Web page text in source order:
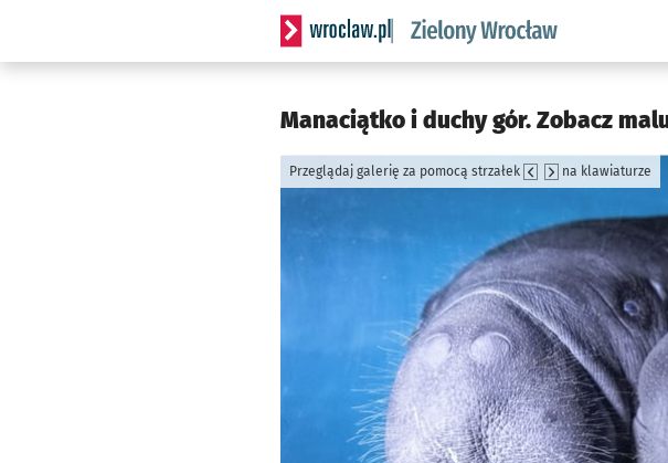
Serwis informacyjny wroclaw.pl podserwis:
Manaciątko i duchy gór. Zobacz
Przeglądaj galerię za pomocą strzałek na klawiaturze